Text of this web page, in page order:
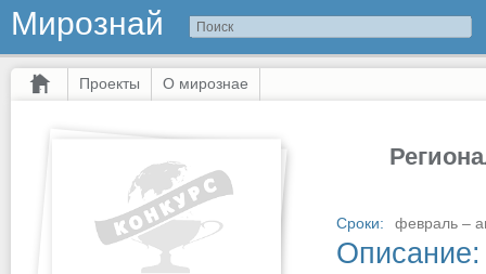
Мирознай
Проекты О мирознае
Сроки: февраль –
Описание: